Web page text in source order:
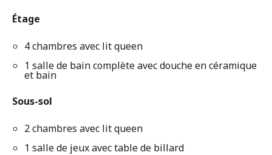
Étage
4 chambres avec lit queen
1 salle de bain complète avec douche en céramique
et bain
Sous-sol
2 chambres avec lit queen
1 salle de jeux avec table de billard